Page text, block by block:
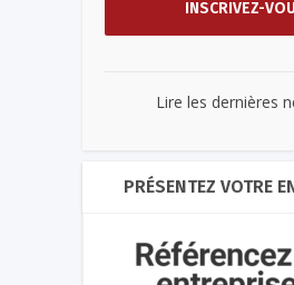
Lire les dernières
PRÉSENTEZ VOTRE